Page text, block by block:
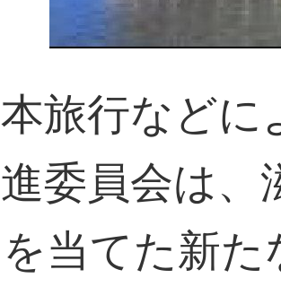
旅行などに
委員会は
当てた新